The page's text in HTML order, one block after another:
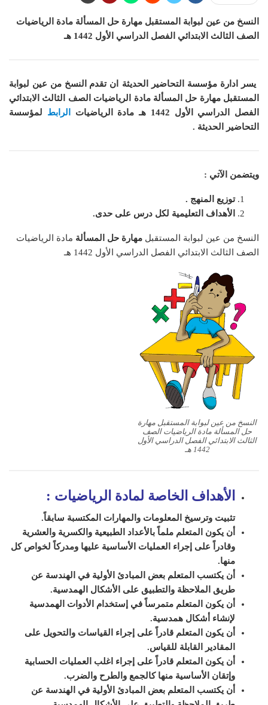
النسخ من عين لبوابة المستقبل مهارة حل المسألة مادة الرياضيات
الصف الثالث الابتدائي الفصل الدراسي الأول 1442 هـ
يسر ادارة مؤسسة التحاضير الحديثة ان تقدم النسخ من عين لبوابة
المستقبل مهارة حل المسألة مادة الرياضيات الصف الثالث الابتدائي
الفصل الدراسي الأول 1442 هـ
مادة الرياضيات الرابط لمؤسسة
التحاضير الحديثة .
ويتضمن الآتي :
توزيع المنهج .
الأهداف التعليمية لكل درس على حدى.
النسخ من عين لبوابة المستقبل مهارة حل المسألة مادة الرياضيات
الصف الثالث الابتدائي الفصل الدراسي الأول 1442 هـ
النسخ من عين لبوابة المستقبل مهارة
حل المسألة مادة الرياضيات الصف
الثالث الابتدائي الفصل الدراسي الأول
1442 هـ
الأهداف الخاصة لمادة الرياضيات :
تثبيت وترسيخ المعلومات والمهارات المكتسبة سابقاً.
أن يكون المتعلم ملماً بالأعداد الطبيعية والكسرية والعشرية
وقادراً على إجراء العمليات الأساسية عليها ومدركاً لخواص كل
منها.
أن يكتسب المتعلم بعض المبادئ الأولية في الهندسة عن
طريق الملاحظة والتطبيق على الأشكال الهمدسية.
أن يكون المتعلم متمرساً في إستخدام الأدوات الهمدسية
لإنشاء أشكال همدسية.
أن يكون المتعلم قادراً على إجراء القياسات والتحويل على
المقادير القابلة للقياس.
أن يكون المتعلم قادراً على إجراء اغلب العمليات الحسابية
وإتقان الأساسية منها كالجمع والطرح والضرب.
أن يكتسب المتعلم بعض المبادئ الأولية في الهندسة عن